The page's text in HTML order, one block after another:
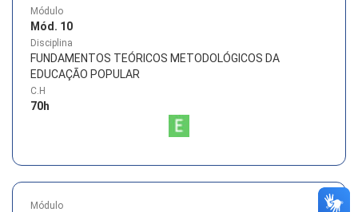
Módulo
Mód. 10
Disciplina
FUNDAMENTOS TEÓRICOS METODOLÓGICOS DA
EDUCAÇÃO POPULAR
C.H
70h
Módulo